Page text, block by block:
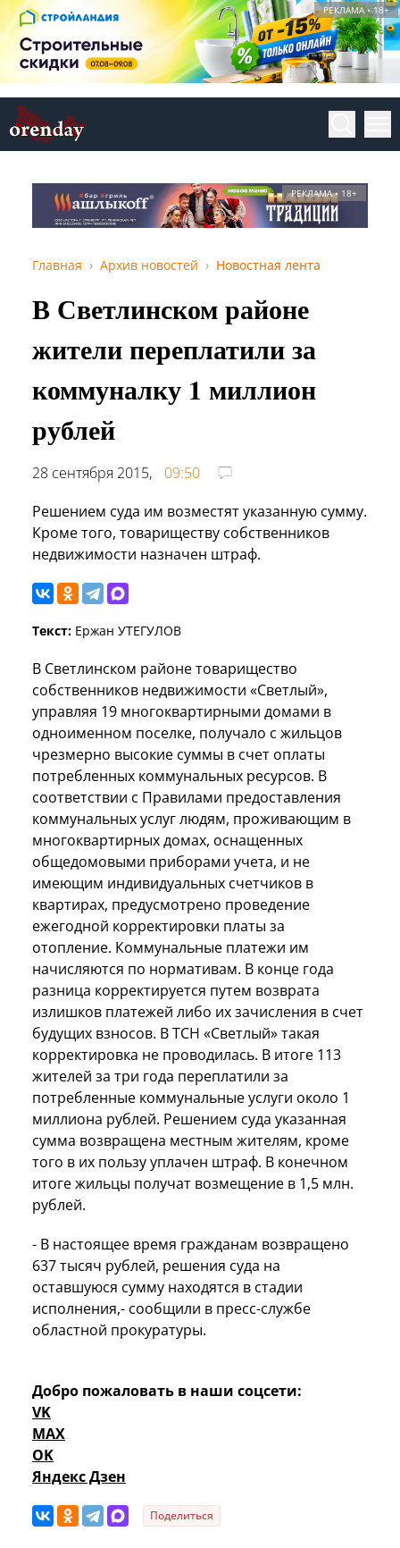
РЕКЛАМА • 18+
РЕКЛАМА • 18+
Главная Архив новостей Новостная лента
В Светлинском районе
жители переплатили за
коммуналку 1 миллион
рублей
28 сентября 2015,
09:50
Решением суда им возместят указанную сумму.
Кроме того, товариществу собственников
недвижимости назначен штраф.
Текст: Ержан УТЕГУЛОВ
В Светлинском районе товарищество
собственников недвижимости «Светлый»,
управляя 19 многоквартирными домами в
одноименном поселке, получало с жильцов
чрезмерно высокие суммы в счет оплаты
потребленных коммунальных ресурсов. В
соответствии с Правилами предоставления
коммунальных услуг людям, проживающим в
многоквартирных домах, оснащенных
общедомовыми приборами учета, и не
имеющим индивидуальных счетчиков в
квартирах, предусмотрено проведение
ежегодной корректировки платы за
отопление. Коммунальные платежи им
начисляются по нормативам. В конце года
разница корректируется путем возврата
излишков платежей либо их зачисления в счет
будущих взносов. В ТСН «Светлый» такая
корректировка не проводилась. В итоге 113
жителей за три года переплатили за
потребленные коммунальные услуги около 1
миллиона рублей. Решением суда указанная
сумма возвращена местным жителям, кроме
того в их пользу уплачен штраф. В конечном
итоге жильцы получат возмещение в 1,5 млн.
рублей.
- В настоящее время гражданам возвращено
637 тысяч рублей, решения суда на
оставшуюся сумму находятся в стадии
исполнения,- сообщили в пресс-службе
областной прокуратуры.
Добро пожаловать в наши соцсети:
VK
MAX
OK
Яндекс Дзен
Поделиться